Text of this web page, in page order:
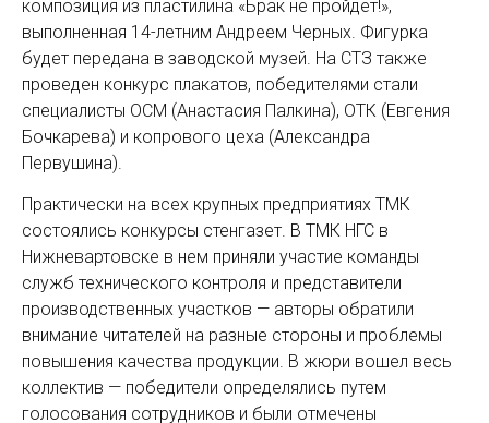
композиция из пластилина «Брак не пройдет!»,
выполненная 14-летним Андреем Черных. Фигурка
будет передана в заводской музей. На СТЗ также
проведен конкурс плакатов, победителями стали
специалисты ОСМ (Анастасия Палкина), ОТК (­Евгения
Бочкарева) и копрового цеха (Александра
Первушина).
Практически на всех крупных предприятиях ТМК
состоялись конкурсы стенгазет. В ТМК НГС в
Нижневартовске в нем приняли участие команды
служб технического ­контроля и представители
производственных участков — авторы обратили
внимание читателей на разные стороны и проблемы
повышения качества продукции. В жюри вошел весь
коллектив — победители определялись путем
голосования сотрудников и были отмечены